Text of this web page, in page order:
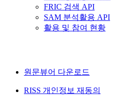
FRIC 검색 API
SAM 분석활용 API
활용 및 참여 현황
원문뷰어 다운로드
RISS 개인정보 재동의